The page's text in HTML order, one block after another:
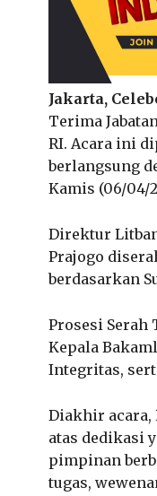
Jakarta,
Terima
RI. Acara ini
berlangsung
Kamis (06/04/
Direktur
Prajogo
berdasarkan
Prosesi Serah
Kepala
Integritas,
Diakhir acara,
atas dedikasi
pimpinan
tugas,